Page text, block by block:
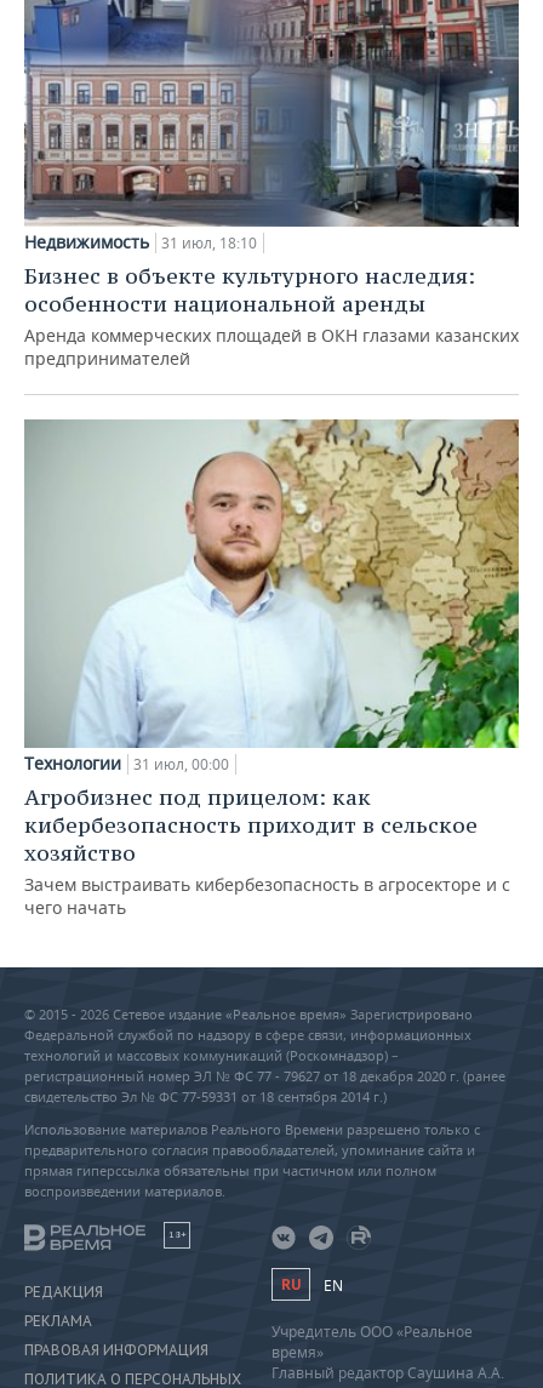
Недвижимость 31 июл, 18:10
Бизнес в объекте культурного наследия:
особенности национальной аренды
Аренда коммерческих площадей в ОКН глазами казанских
предпринимателей
Технологии 31 июл, 00:00
Агробизнес под прицелом: как
кибербезопасность приходит в сельское
хозяйство
Зачем выстраивать кибербезопасность в агросекторе и с
чего начать
© 2015 - 2026 Сетевое издание «Реальное время» Зарегистрировано
Федеральной службой по надзору в сфере связи, информационных
технологий и массовых коммуникаций (Роскомнадзор) –
регистрационный номер ЭЛ № ФС 77 - 79627 от 18 декабря 2020 г. (ранее
свидетельство Эл № ФС 77-59331 от 18 сентября 2014 г.)
Использование материалов Реального Времени разрешено только с
предварительного согласия правообладателей, упоминание сайта и
прямая гиперссылка обязательны при частичном или полном
воспроизведении материалов.
18+
РЕДАКЦИЯ
РЕКЛАМА
ПРАВОВАЯ ИНФОРМАЦИЯ
ПОЛИТИКА О ПЕРСОНАЛЬНЫХ
RU EN
Учредитель ООО «Реальное
время»
Главный редактор Саушина А.А.